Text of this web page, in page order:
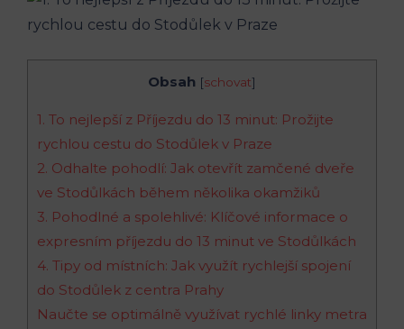
Obsah [schovat]
1.‌ To nejlepší z Příjezdu do 13 minut: Prožijte
rychlou cestu ‌do Stodůlek v Praze
2. Odhalte pohodlí: ⁣Jak otevřít zamčené dveře
ve ‌Stodůlkách během několika okamžiků
3. Pohodlné⁣ a spolehlivé: Klíčové informace o
expresním příjezdu do 13 minut ve Stodůlkách
4. Tipy od místních:​ Jak využít rychlejší spojení
do Stodůlek z centra Prahy
Naučte se optimálně využívat rychlé linky‌ metra